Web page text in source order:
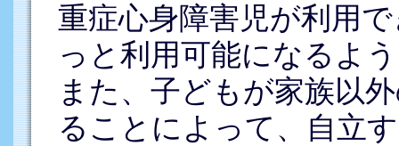
重症心身障害児が利用
っと利用可能になるよ
また、子どもが家族以
ることによって、自立